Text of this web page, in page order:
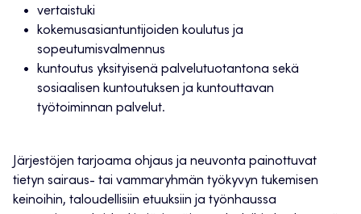
vertaistuki
kokemusasiantuntijoiden koulutus ja
sopeutumisvalmennus
kuntoutus yksityisenä palvelutuotantona sekä
sosiaalisen kuntoutuksen ja kuntouttavan
työtoiminnan palvelut.
Järjestöjen tarjoama ohjaus ja neuvonta painottuvat
tietyn sairaus- tai vammaryhmän työkyvyn tukemisen
keinoihin, taloudellisiin etuuksiin ja työnhaussa